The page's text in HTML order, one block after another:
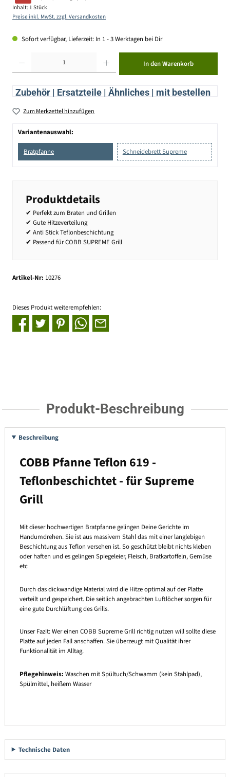
Inhalt: 1 Stück
Preise inkl. MwSt. zzgl. Versandkosten
Sofort verfügbar, Lieferzeit: In 1 - 3 Werktagen bei Dir
In den Warenkorb
Zubehör | Ersatzteile | Ähnliches | mit bestellen
Zum Merkzettel hinzufügen
Variantenauswahl:
Bratpfanne Schneidebrett Supreme
Produktdetails
✔ Perfekt zum Braten und Grillen
✔ Gute Hitzeverteilung
✔ Anti Stick Teflonbeschichtung
✔ Passend für COBB SUPREME Grill
Artikel-Nr: 10276
Dieses Produkt weiterempfehlen:
Produkt-Beschreibung
Beschreibung
COBB Pfanne Teflon 619 -
Teflonbeschichtet - für Supreme
Grill
Mit dieser hochwertigen Bratpfanne gelingen Deine Gerichte im
Handumdrehen. Sie ist aus massivem Stahl das mit einer langlebigen
Beschichtung aus Teflon versehen ist. So geschützt bleibt nichts kleben
oder haften und es gelingen Spiegeleier, Fleisch, Bratkartoffeln, Gemüse
etc
Durch das dickwandige Material wird die Hitze optimal auf der Platte
verteilt und gespeichert. Die seitlich angebrachten Luftlöcher sorgen für
eine gute Durchlüftung des Grills.
Unser Fazit: Wer einen COBB Supreme Grill richtig nutzen will sollte diese
Platte auf jeden Fall anschaffen. Sie überzeugt mit Qualität ihrer
Funktionalität im Alltag.
Pflegehinweis: Waschen mit Spültuch/Schwamm (kein Stahlpad),
Spülmittel, heißem Wasser
Technische Daten